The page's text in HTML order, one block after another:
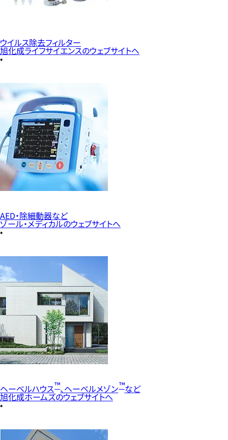
ウイルス除去フィルター
旭化成ライフサイエンスのウェブサイトへ
AED・除細動器など
ゾール・メディカルのウェブサイトへ
ヘーベルハウス™、ヘーベルメゾン™など
旭化成ホームズのウェブサイトへ